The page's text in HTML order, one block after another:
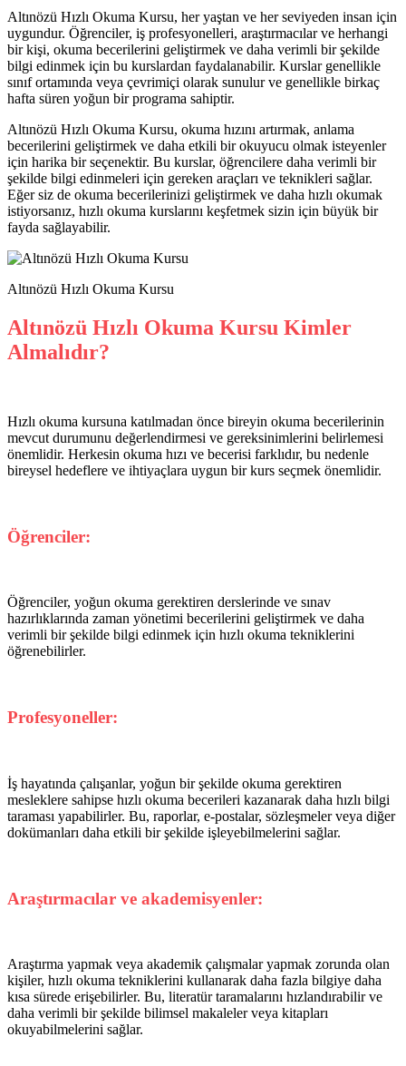
Altınözü Hızlı Okuma Kursu, her yaştan ve her seviyeden insan için
uygundur. Öğrenciler, iş profesyonelleri, araştırmacılar ve herhangi
bir kişi, okuma becerilerini geliştirmek ve daha verimli bir şekilde
bilgi edinmek için bu kurslardan faydalanabilir. Kurslar genellikle
sınıf ortamında veya çevrimiçi olarak sunulur ve genellikle birkaç
hafta süren yoğun bir programa sahiptir.
Altınözü Hızlı Okuma Kursu, okuma hızını artırmak, anlama
becerilerini geliştirmek ve daha etkili bir okuyucu olmak isteyenler
için harika bir seçenektir. Bu kurslar, öğrencilere daha verimli bir
şekilde bilgi edinmeleri için gereken araçları ve teknikleri sağlar.
Eğer siz de okuma becerilerinizi geliştirmek ve daha hızlı okumak
istiyorsanız, hızlı okuma kurslarını keşfetmek sizin için büyük bir
fayda sağlayabilir.
Altınözü Hızlı Okuma Kursu
Altınözü Hızlı Okuma Kursu Kimler
Almalıdır?
Hızlı okuma kursuna katılmadan önce bireyin okuma becerilerinin
mevcut durumunu değerlendirmesi ve gereksinimlerini belirlemesi
önemlidir. Herkesin okuma hızı ve becerisi farklıdır, bu nedenle
bireysel hedeflere ve ihtiyaçlara uygun bir kurs seçmek önemlidir.
Öğrenciler:
Öğrenciler, yoğun okuma gerektiren derslerinde ve sınav
hazırlıklarında zaman yönetimi becerilerini geliştirmek ve daha
verimli bir şekilde bilgi edinmek için hızlı okuma tekniklerini
öğrenebilirler.
Profesyoneller:
İş hayatında çalışanlar, yoğun bir şekilde okuma gerektiren
mesleklere sahipse hızlı okuma becerileri kazanarak daha hızlı bilgi
taraması yapabilirler. Bu, raporlar, e-postalar, sözleşmeler veya diğer
dokümanları daha etkili bir şekilde işleyebilmelerini sağlar.
Araştırmacılar ve akademisyenler:
Araştırma yapmak veya akademik çalışmalar yapmak zorunda olan
kişiler, hızlı okuma tekniklerini kullanarak daha fazla bilgiye daha
kısa sürede erişebilirler. Bu, literatür taramalarını hızlandırabilir ve
daha verimli bir şekilde bilimsel makaleler veya kitapları
okuyabilmelerini sağlar.